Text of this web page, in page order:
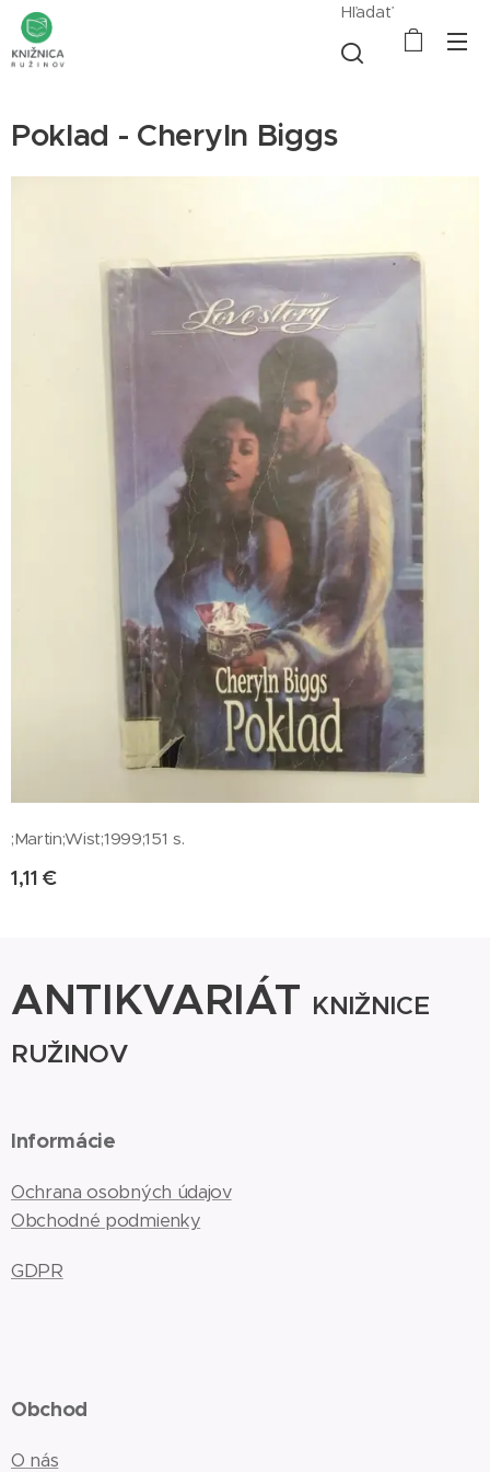
Hľadať
Poklad - Cheryln Biggs
;Martin;Wist;1999;151 s.
1,11 €
ANTIKVARIÁT KNIŽNICE
RUŽINOV
Informácie
Ochrana osobných údajov
Obchodné podmienky
GDPR
Obchod
O nás